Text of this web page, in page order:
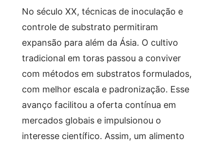
No século XX, técnicas de inoculação e
controle de substrato permitiram
expansão para além da Ásia. O cultivo
tradicional em toras passou a conviver
com métodos em substratos formulados,
com melhor escala e padronização. Esse
avanço facilitou a oferta contínua em
mercados globais e impulsionou o
interesse científico. Assim, um alimento